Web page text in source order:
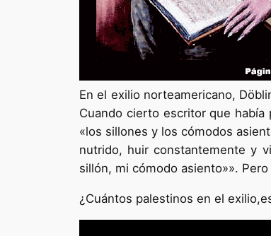
En el exilio norteamericano,
Cuando cierto escritor que
«los sillones y los cómodos
nutrido, huir constantemente y
sillón, mi cómodo asiento»».
¿Cuántos palestinos en el